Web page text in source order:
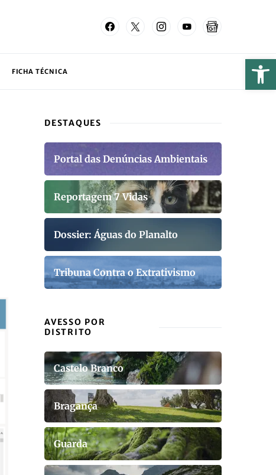
FICHA TÉCNICA
DESTAQUES
Portal das Denúncias Ambientais
Reportagem 7 Vidas
Dossier: Águas do Planalto
Tribuna Contra o Extrativismo
AVESSO POR
DISTRITO
Castelo Branco
Bragança
Guarda